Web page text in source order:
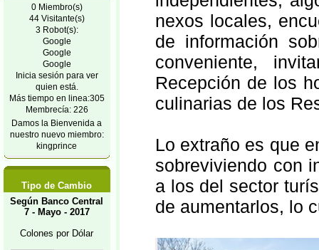
0 Miembro(s)
44 Visitante(s)
3 Robot(s):
Google
Google
Google
Inicia sesión para ver
quien está.
Más tiempo en linea:305
Membrecía: 226
Damos la Bienvenida a
nuestro nuevo miembro:
kingprince
Tipo de Cambio
Según Banco Central
7 - Mayo - 2017
Colones por Dólar
nexos locales,
de información
conveniente,
Recepción de los
culinarias de los
Lo extraño es que
sobreviviendo con
a los del sector
de aumentarlos, lo